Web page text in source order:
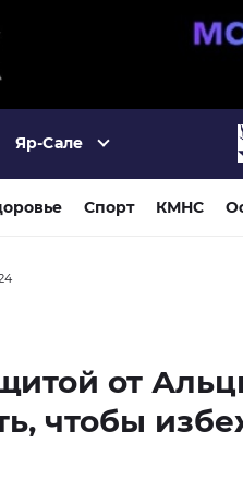
Яр-Сале
Спорт КМНС
от
чтобы